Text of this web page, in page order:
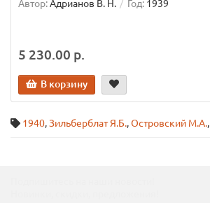
Автор:Адрианов В. Н. Год: 1939
5 230.00 р.
В корзину
1940,Зильберблат Я.Б.,Островский М.А.,